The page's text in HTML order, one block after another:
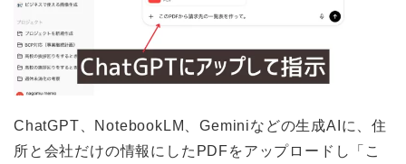
ChatGPT、NotebookLM、Geminiなどの生成AIに、住
所と会社だけの情報にしたPDFをアップロードし「こ